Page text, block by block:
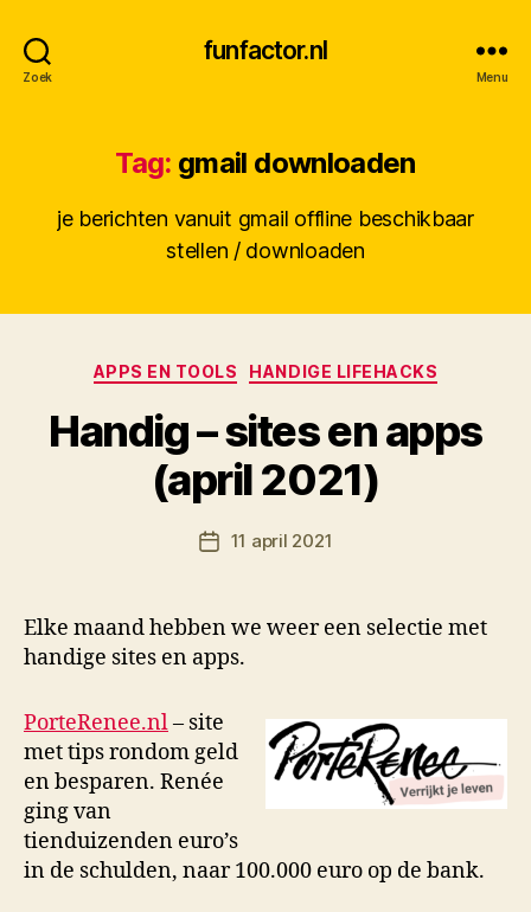
Zoek
funfactor.nl
Menu
Tag: gmail downloaden
je berichten vanuit gmail offline beschikbaar
stellen / downloaden
Categorieën
APPS EN TOOLS HANDIGE LIFEHACKS
Handig – sites en apps
(april 2021)
Berichtauteur
D
o
r
Berichtdatum
11 april 2021
Elke maand hebben we weer een selectie met
handige sites en apps.
PorteRenee.nl– site
met tips rondom geld
en besparen. Renée
ging van
tienduizenden euro’s
in de schulden, naar 100.000 euro op de bank.